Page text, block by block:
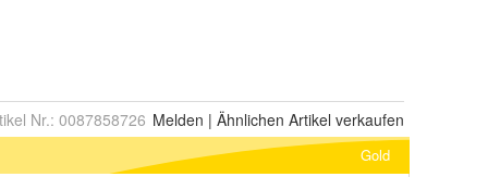
Nr.: 0087858726 Melden | Ähnlichen Artikel verkaufen
Gold